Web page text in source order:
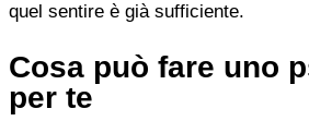
quel sentire è già sufficiente.
Cosa può fare uno
per te